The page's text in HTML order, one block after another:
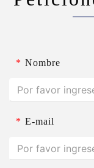
* Nombre
* E-mail